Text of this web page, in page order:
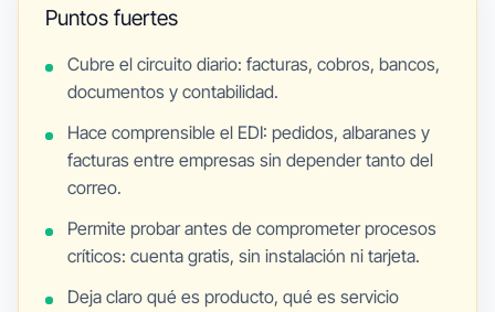
Puntos fuertes
Cubre el circuito diario: facturas, cobros, bancos,
documentos y contabilidad.
Hace comprensible el EDI: pedidos, albaranes y
facturas entre empresas sin depender tanto del
correo.
Permite probar antes de comprometer procesos
críticos: cuenta gratis, sin instalación ni tarjeta.
Deja claro qué es producto, qué es servicio